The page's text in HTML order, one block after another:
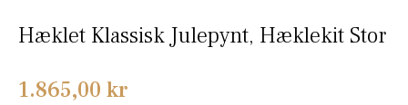
Hæklet Klassisk Julepynt, Hæklekit Stor
Normalpris
1.865,00 kr